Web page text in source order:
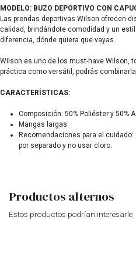
MODELO: BUZO DEPORTIVO CON
Las prendas deportivas Wilson ofrecen
calidad, brindándote comodidad y un
diferencia, dónde quiera que vayas.
Wilson es uno de los must-have Wilson,
práctica como versátil, podrás
CARACTERÍSTICAS:
Composición: 50% Poliéster y 50%
Mangas largas.
Recomendaciones para el
por separado y no usar cloro.
Productos alternos
Estos productos podrían interesarle